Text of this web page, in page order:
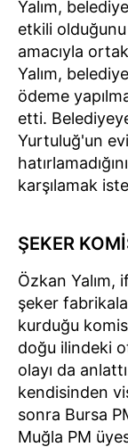
Yalım,
etkili
amacıyla
Yalım,
ödeme
etti.
Yurtuluğ'un
karşılamak
ŞEKER
Özkan Yalım,
şeker
kurduğu
doğu ilindeki
olayı da
kendisinden
sonra Bursa
Muğla PM